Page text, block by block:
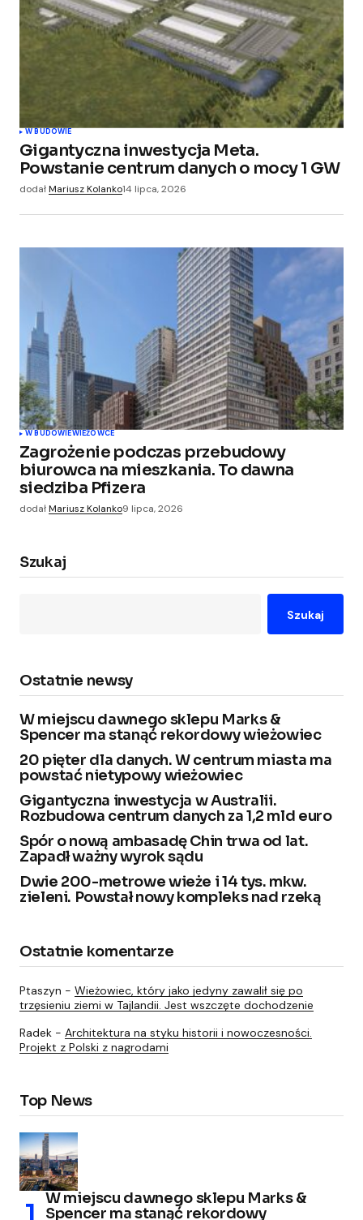
W BUDOWIE
Gigantyczna inwestycja Meta.
Powstanie centrum danych o mocy 1 GW
dodałMariusz Kolanko14 lipca, 2026
W BUDOWIEWIEŻOWCE
Zagrożenie podczas przebudowy
biurowca na mieszkania. To dawna
siedziba Pfizera
dodałMariusz Kolanko9 lipca, 2026
Szukaj
Szukaj
Ostatnie newsy
W miejscu dawnego sklepu Marks &
Spencer ma stanąć rekordowy wieżowiec
20 pięter dla danych. W centrum miasta ma
powstać nietypowy wieżowiec
Gigantyczna inwestycja w Australii.
Rozbudowa centrum danych za 1,2 mld euro
Spór o nową ambasadę Chin trwa od lat.
Zapadł ważny wyrok sądu
Dwie 200-metrowe wieże i 14 tys. mkw.
zieleni. Powstał nowy kompleks nad rzeką
Ostatnie komentarze
Ptaszyn - Wieżowiec, który jako jedyny zawalił się po
trzęsieniu ziemi w Tajlandii. Jest wszczęte dochodzenie
Radek - Architektura na styku historii i nowoczesności.
Projekt z Polski z nagrodami
Top News
W miejscu dawnego sklepu Marks &
Spencer ma stanąć rekordowy